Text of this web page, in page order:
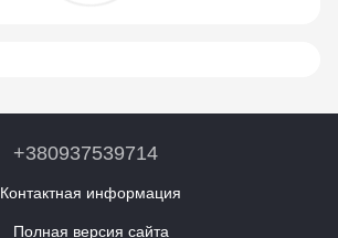
+380937539714
Контактная информация
Полная версия сайта